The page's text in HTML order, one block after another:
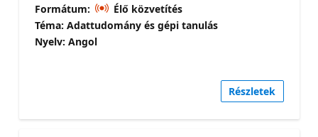
Formátum:
Élő közvetítés
Téma: Adattudomány és gépi tanulás
Nyelv: Angol
Részletek